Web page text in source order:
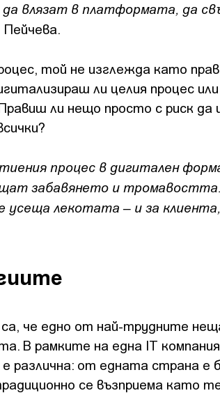
влязат в платформата, да
той не изглежда като
ли целия процес
ли нещо просто с риск да
процес в дигитален
забавянето и
усеща лекотата – и за
че едно от най-трудните
В рамките на една IT
различна: от едната страна е
се възприема като